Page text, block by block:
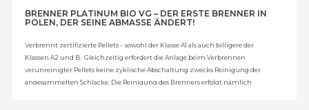
BRENNER PLATINUM BIO VG – DER ERSTE BRENNER IN
POLEN, DER SEINE ABMASSE ÄNDERT!
Verbrennt zertifizierte Pellets – sowohl der Klasse A1 als auch billigere der
Klassen A2 und B. Gleichzeitig erfordert die Anlage beim Verbrennen
verunreinigter Pellets keine zyklische Abschaltung zwecks Reinigung der
angesammelten Schlacke. Die Reinigung des Brenners erfolgt nämlich